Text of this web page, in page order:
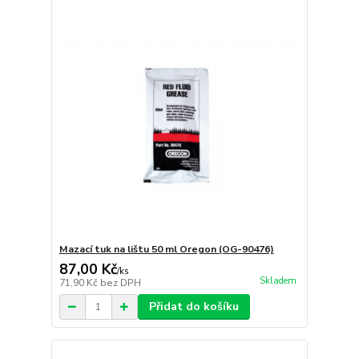
Mazací tuk na lištu 50 ml Oregon (OG-90476)
87,00 Kč/ks
71,90 Kč bez DPH Skladem
Přidat do košíku